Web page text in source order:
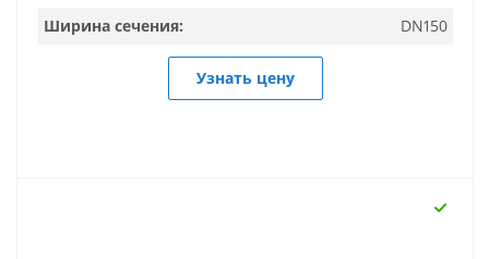
Ширина сечения:
DN150
Узнать цену